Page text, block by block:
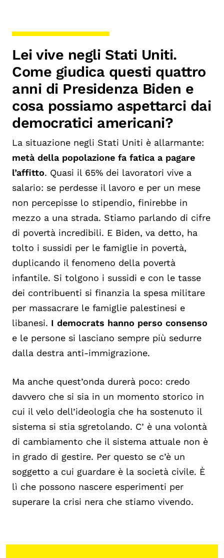
Lei vive negli Stati Uniti.
Come giudica questi quattro
anni di Presidenza Biden e
cosa possiamo aspettarci dai
democratici americani?
La situazione negli Stati Uniti è allarmante:
metà della popolazione fa fatica a pagare
l’affitto. Quasi il 65% dei lavoratori vive a
salario: se perdesse il lavoro e per un mese
non percepisse lo stipendio, finirebbe in
mezzo a una strada. Stiamo parlando di cifre
di povertà incredibili. E Biden, va detto, ha
tolto i sussidi per le famiglie in povertà,
duplicando il fenomeno della povertà
infantile. Si tolgono i sussidi e con le tasse
dei contribuenti si finanzia la spesa militare
per massacrare le famiglie palestinesi e
libanesi. I democrats hanno perso consenso
e le persone si lasciano sempre più sedurre
dalla destra anti-immigrazione.
Ma anche quest’onda durerà poco: credo
davvero che si sia in un momento storico in
cui il velo dell’ideologia che ha sostenuto il
sistema si stia sgretolando. C’ è una volontà
di cambiamento che il sistema attuale non è
in grado di gestire. Per questo se c’è un
soggetto a cui guardare è la società civile. È
lì che possono nascere esperimenti per
superare la crisi nera che stiamo vivendo.